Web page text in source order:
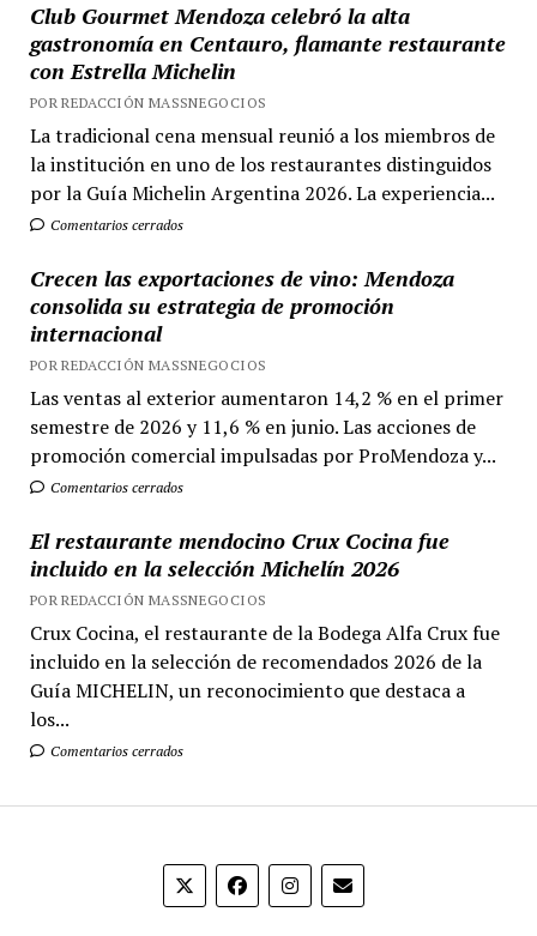
Club Gourmet Mendoza celebró la alta
gastronomía en Centauro, flamante restaurante
con Estrella Michelin
POR REDACCIÓN MASSNEGOCIOS
La tradicional cena mensual reunió a los miembros de
la institución en uno de los restaurantes distinguidos
por la Guía Michelin Argentina 2026. La experiencia...
Comentarios cerrados
Crecen las exportaciones de vino: Mendoza
consolida su estrategia de promoción
internacional
POR REDACCIÓN MASSNEGOCIOS
Las ventas al exterior aumentaron 14,2 % en el primer
semestre de 2026 y 11,6 % en junio. Las acciones de
promoción comercial impulsadas por ProMendoza y...
Comentarios cerrados
El restaurante mendocino Crux Cocina fue
incluido en la selección Michelín 2026
POR REDACCIÓN MASSNEGOCIOS
Crux Cocina, el restaurante de la Bodega Alfa Crux fue
incluido en la selección de recomendados 2026 de la
Guía MICHELIN, un reconocimiento que destaca a
los...
Comentarios cerrados